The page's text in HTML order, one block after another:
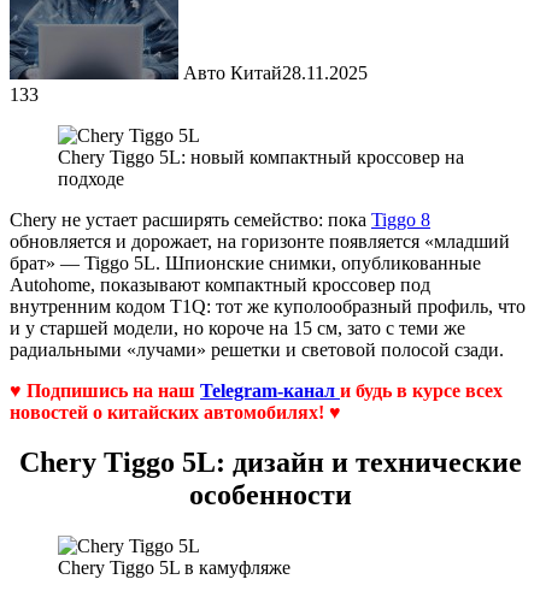
Авто Китай28.11.2025
133
Chery Tiggo 5L: новый компактный кроссовер на
подходе
Chery не устает расширять семейство: пока Tiggo 8
обновляется и дорожает, на горизонте появляется «младший
брат» — Tiggo 5L. Шпионские снимки, опубликованные
Autohome, показывают компактный кроссовер под
внутренним кодом T1Q: тот же куполообразный профиль, что
и у старшей модели, но короче на 15 см, зато с теми же
радиальными «лучами» решетки и световой полосой сзади.
♥ Подпишись на наш Telegram-канал и будь в курсе всех
новостей о китайских автомобилях! ♥
Chery Tiggo 5L: дизайн и технические
особенности
Chery Tiggo 5L в камуфляже